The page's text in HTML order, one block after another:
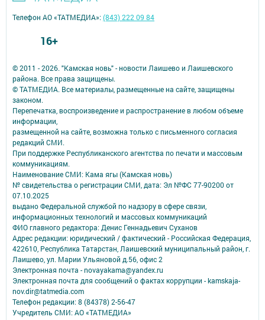
© 2011 - 2026. "Камская новь" - новости Лаишево и Лаишевского
района. Все права защищены.
© ТАТМЕДИА. Все материалы, размещенные на сайте, защищены
законом.
Перепечатка, воспроизведение и распространение в любом объеме
информации,
размещенной на сайте, возможна только с письменного согласия
редакций СМИ.
При поддержке Республиканского агентства по печати и массовым
коммуникациям.
Наименование СМИ: Кама ягы (Камская новь)
№ свидетельства о регистрации СМИ, дата: Эл №ФC 77-90200 от
07.10.2025
выдано Федеральной службой по надзору в сфере связи,
информационных технологий и массовых коммуникаций
ФИО главного редактора: Денис Геннадьевич Суханов
Адрес редакции: юридический / фактический - Российская Федерация,
422610, Республика Татарстан, Лаишевский муниципальный район, г.
Лаишево, ул. Марии Ульяновой д.56, офис 2
Электронная почта - novayakama@yandex.ru
Электронная почта для сообщений о фактах коррупции - kamskaja-
nov.dir@tatmedia.com
Телефон редакции: 8 (84378) 2-56-47
Учредитель СМИ: АО «ТАТМЕДИА»
Телефон АО «ТАТМЕДИА»:(843) 222 09 84
16+